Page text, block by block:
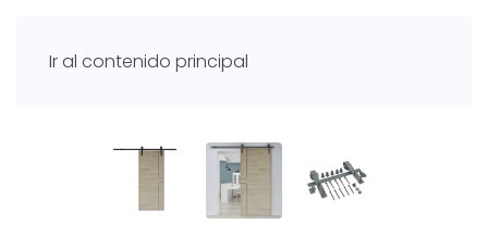
Ir al contenido principal